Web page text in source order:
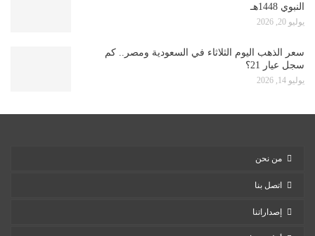
النبوي 1448هـ
يوليو 20, 2026
سعر الذهب اليوم الثلاثاء في السعودية ومصر.. كم
سجل عيار 21؟
يوليو 14, 2026
من نحن
اتصل بنا
إصداراتنا